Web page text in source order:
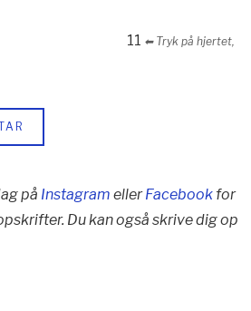
11 ⬅︎ Tryk på hjertet,
på Instagram ellerFacebook for
Du kan også skrive dig op